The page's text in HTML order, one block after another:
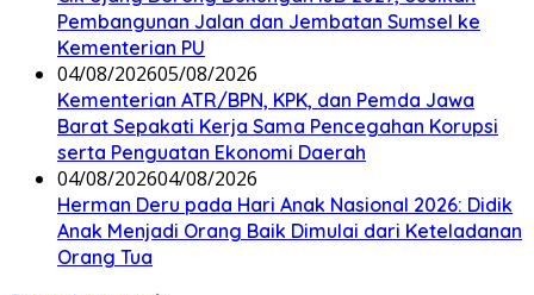
Pembangunan Jalan dan Jembatan Sumsel ke
Kementerian PU
04/08/202605/08/2026
Kementerian ATR/BPN, KPK, dan Pemda Jawa
Barat Sepakati Kerja Sama Pencegahan Korupsi
serta Penguatan Ekonomi Daerah
04/08/202604/08/2026
Herman Deru pada Hari Anak Nasional 2026: Didik
Anak Menjadi Orang Baik Dimulai dari Keteladanan
Orang Tua